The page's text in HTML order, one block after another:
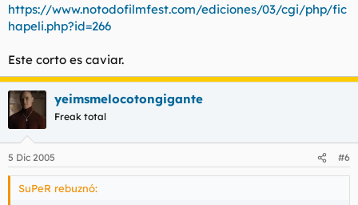
https://www.notodofilmfest.com/ediciones/03/cgi/php/fic
hapeli.php?id=266
Este corto es caviar.
yeimsmelocotongigante
Freak total
5 Dic 2005 #6
SuPeR rebuznó: